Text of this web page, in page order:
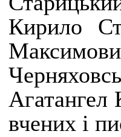
Кирило
Агатангел
вчених і